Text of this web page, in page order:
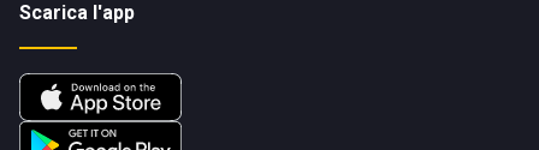
Scarica l'app